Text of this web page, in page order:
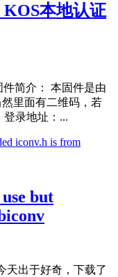
KOS本地认证
件简介： 本固件是由
里面有二维码，若
录地址：...
but
出于好奇，下载了